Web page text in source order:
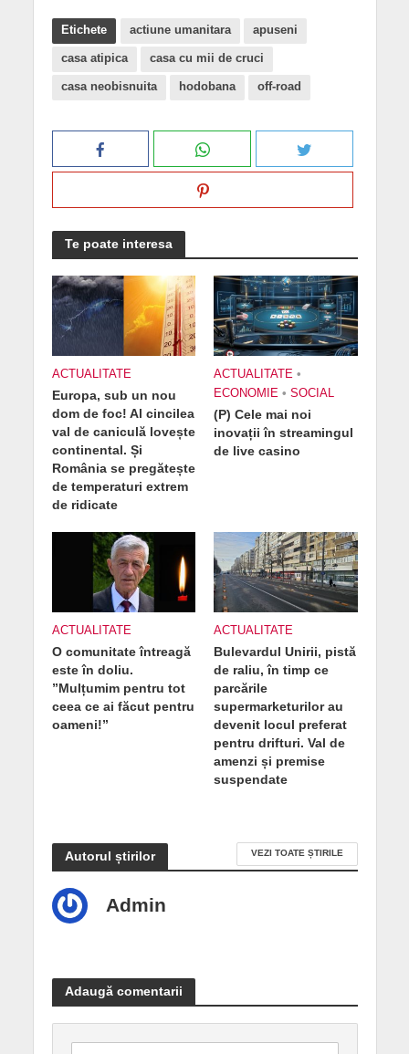
Etichete actiune umanitara apuseni
casa atipica casa cu mii de cruci
casa neobisnuita hodobana off-road
Te poate interesa
ACTUALITATE
Europa, sub un nou
dom de foc! Al cincilea
val de caniculă lovește
continental. Și
România se pregătește
de temperaturi extrem
de ridicate
ACTUALITATE •
ECONOMIE • SOCIAL
(P) Cele mai noi
inovații în streamingul
de live casino
ACTUALITATE
O comunitate întreagă
este în doliu.
”Mulțumim pentru tot
ceea ce ai făcut pentru
oameni!”
ACTUALITATE
Bulevardul Unirii, pistă
de raliu, în timp ce
parcările
supermarketurilor au
devenit locul preferat
pentru drifturi. Val de
amenzi și premise
suspendate
Autorul știrilor VEZI TOATE ȘTIRILE
Admin
Adaugă comentarii